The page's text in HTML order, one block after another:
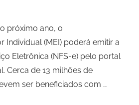
próximo ano, o
Individual (MEI) poderá emitir a
Eletrônica (NFS-e) pelo portal
Cerca de 13 milhões de
ser beneficiados com …